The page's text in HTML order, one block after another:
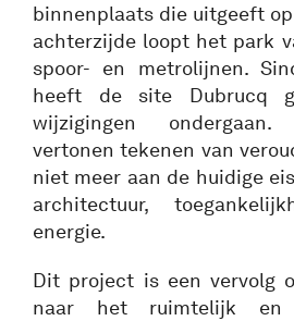
binnenplaats die uitgeeft
achterzijde loopt het park
spoor- en metrolijnen.
heeft de site Dubrucq
wijzigingen
vertonen tekenen van
niet meer aan de huidige
architectuur,
energie.
Dit project is een vervolg
naar het ruimtelijk en